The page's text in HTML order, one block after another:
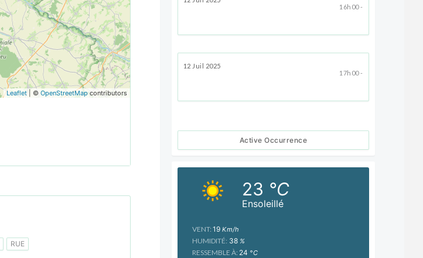
Leaflet| © OpenStreetMapcontributors
RUE
16h00 -
12 Juil 2025
17h00 -
Active Occurrence
Ensoleillé
23 °C
VENT: 19Km/h
HUMIDITÉ: 38%
RESSEMBLE À: 24 °C